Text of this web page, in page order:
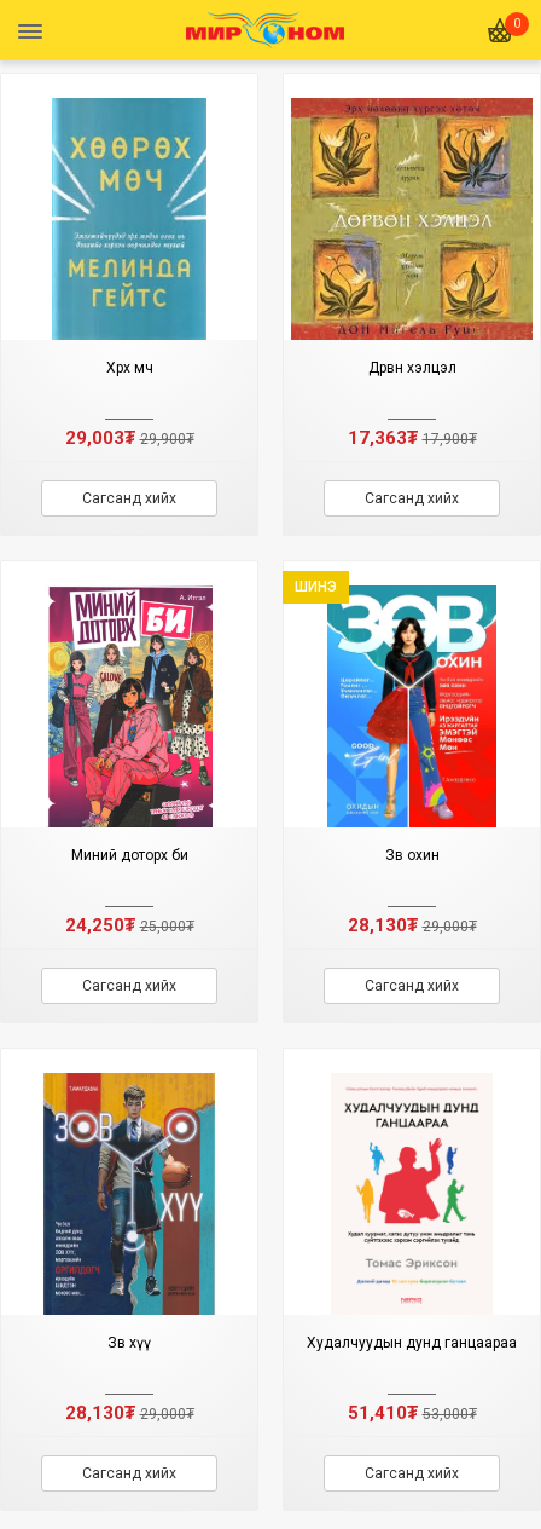
0
Хөөрөх мөч
29,003₮29,900₮
Сагсанд хийх
Дөрвөн хэлцэл
17,363₮17,900₮
Сагсанд хийх
Миний доторх би
24,250₮25,000₮
Сагсанд хийх
ШИНЭ
Зөв охин
28,130₮29,000₮
Сагсанд хийх
Зөв хүү
28,130₮29,000₮
Сагсанд хийх
Худалчуудын дунд ганцаараа
51,410₮53,000₮
Сагсанд хийх